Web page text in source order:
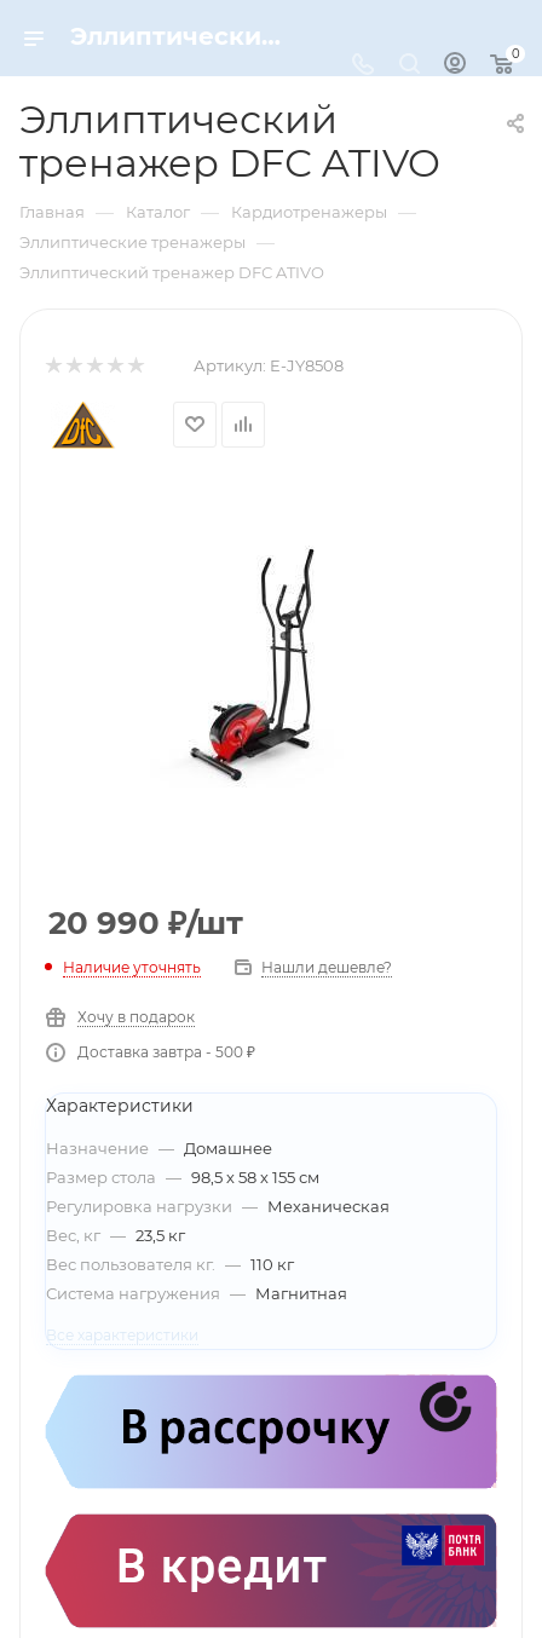
Эллиптический тренажер DFС ATIVO – купить по цене 20990 руб. в интернет-магазине Dynamic-Sport
0
Эллиптический
тренажер DFС ATIVO
Главная — Каталог — Кардиотренажеры —
Эллиптические тренажеры —
Эллиптический тренажер DFС ATIVO
Артикул: E-JY8508
20 990 ₽/шт
Наличие уточнять Нашли дешевле?
Хочу в подарок
Доставка завтра - 500 ₽
Характеристики
Назначение — Домашнее
Размер стола — 98,5 х 58 х 155 см
Регулировка нагрузки — Механическая
Вес, кг — 23,5 кг
Вес пользователя кг.
— 110 кг
Система нагружения — Магнитная
Все характеристики